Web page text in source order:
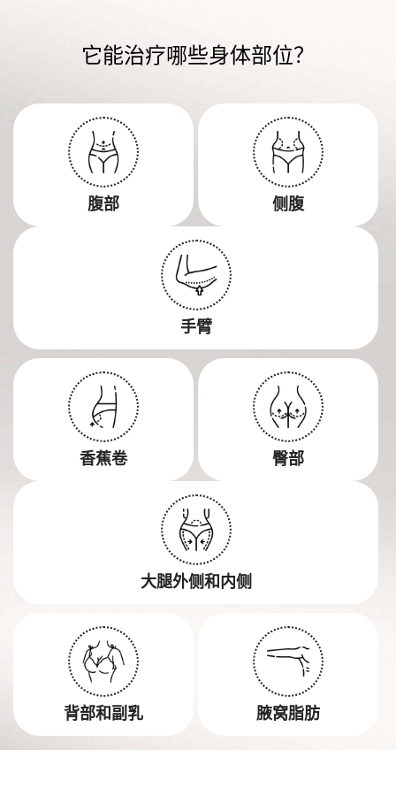
它能治疗哪些身体部位？
腹部 侧腹
手臂
香蕉卷 臀部
大腿外侧和内侧
背部和副乳 腋窝脂肪